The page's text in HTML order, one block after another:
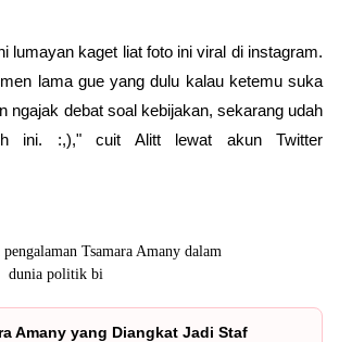
lumayan kaget liat foto ini viral di instagram.
lama gue yang dulu kalau ketemu suka
ngajak debat soal kebijakan, sekarang udah
ini. :,)," cuit Alitt lewat akun Twitter
Tsamara Amany dalam
dunia politik bi
Amany yang Diangkat Jadi Staf